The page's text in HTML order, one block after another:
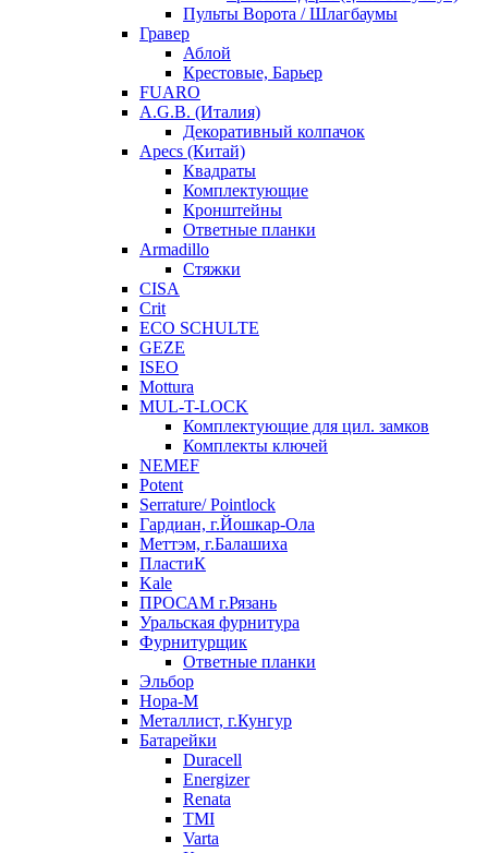
Пульты Ворота / Шлагбаумы
Гравер
Аблой
Крестовые, Барьер
FUARO
A.G.B. (Италия)
Декоративный колпачок
Apecs (Китай)
Квадраты
Комплектующие
Кронштейны
Ответные планки
Armadillo
Стяжки
CISA
Crit
ECO SCHULTE
GEZE
ISEO
Mottura
MUL-T-LOCK
Комплектующие для цил. замков
Комплекты ключей
NEMEF
Potent
Serrature/ Pointlock
Гардиан, г.Йошкар-Ола
Меттэм, г.Балашиха
ПластиК
Kale
ПРОСАМ г.Рязань
Уральская фурнитура
Фурнитурщик
Ответные планки
Эльбор
Нора-М
Металлист, г.Кунгур
Батарейки
Duracell
Energizer
Renata
TMI
Varta